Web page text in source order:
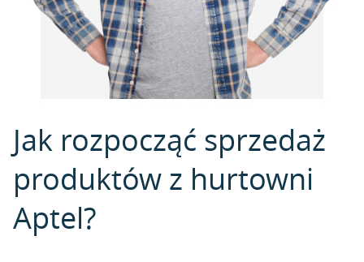
Jak rozpocząć sprzedaż
produktów z hurtowni
Aptel?